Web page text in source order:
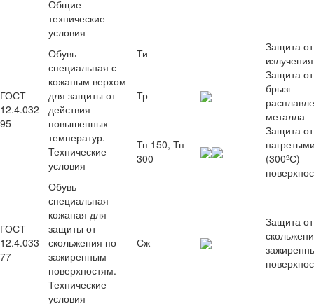
Общие
технические
условия
ГОСТ
12.4.032-
95
Обувь
специальная с
кожаным верхом
для защиты от
действия
повышенных
температур.
Технические
условия
Ти
Защита
излучения
Тр
Защита
брызг
металла
Тп 150, Тп
300
Защита от
(300ºС)
ГОСТ
12.4.033-
77
Обувь
специальная
кожаная для
защиты от
скольжения по
зажиренным
поверхностям.
Технические
условия
Сж
Защита от